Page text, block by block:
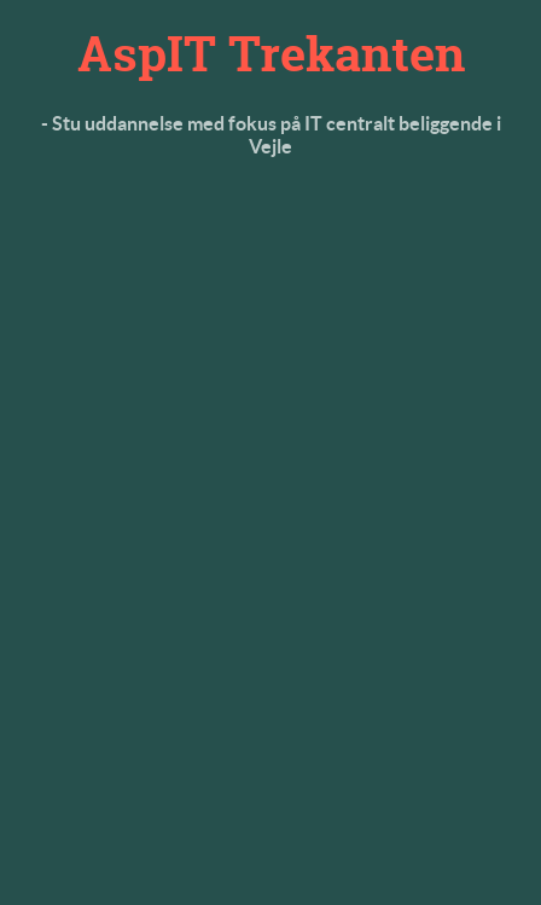
AspIT Trekanten
- Stu uddannelse med fokus på IT centralt beliggende i
Vejle